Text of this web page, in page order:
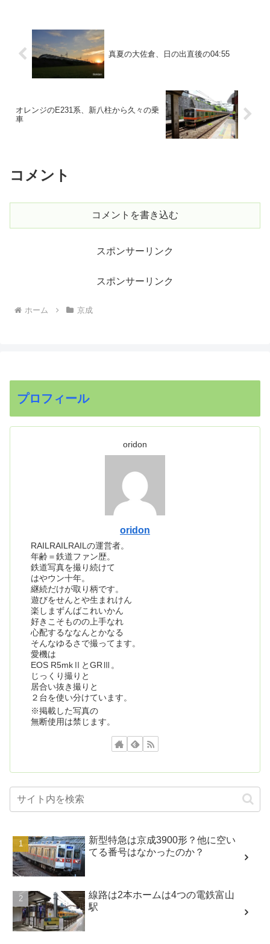
真夏の大佐倉、日の出直後の04:55
オレンジのE231系、新八柱から久々の乗
車
コメント
コメントを書き込む
スポンサーリンク
スポンサーリンク
ホーム 京成
プロフィール
oridon
oridon
RAILRAILRAILの運営者。
年齢＝鉄道ファン歴。
鉄道写真を撮り続けて
はやウン十年。
継続だけが取り柄です。
遊びをせんとや生まれけん
楽しまずんばこれいかん
好きこそものの上手なれ
心配するななんとかなる
そんなゆるさで撮ってます。
愛機は
EOS R5mkⅡとGRⅢ。
じっくり撮りと
居合い抜き撮りと
２台を使い分けています。
※掲載した写真の
無断使用は禁じます。
新型特急は京成3900形？他に空い
てる番号はなかったのか？
線路は2本ホームは4つの電鉄富山
駅